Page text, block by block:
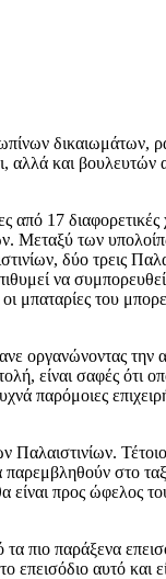
δικαιωμάτων,
αλλά και
από 17
Μεταξύ των
δύο τρεις
να
μπαταρίες του
οργανώνοντας την
είναι σαφές ότι
παρόμοιες
Παλαιστινίων.
στο
προς ώφελος
πιο παράξενα
αυτό και